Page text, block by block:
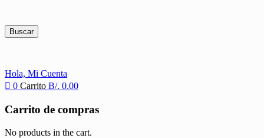
Buscar
Hola, Mi Cuenta
0 Carrito B/. 0.00
Carrito de compras
No products in the cart.